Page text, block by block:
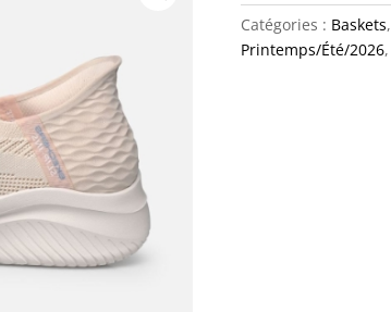
Catégories : Baskets,
Printemps/Été/2026,